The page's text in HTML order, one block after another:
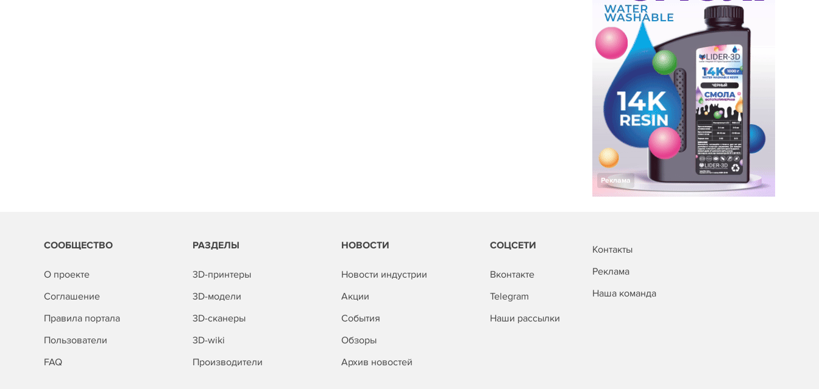
Реклама
СООБЩЕСТВО
О проекте
Соглашение
Правила портала
Пользователи
FAQ
РАЗДЕЛЫ
3D-принтеры
3D-модели
3D-сканеры
3D-wiki
Производители
НОВОСТИ
Новости индустрии
Акции
События
Обзоры
Архив новостей
СОЦСЕТИ
Вконтакте
Telegram
Наши рассылки
Контакты
Реклама
Наша команда